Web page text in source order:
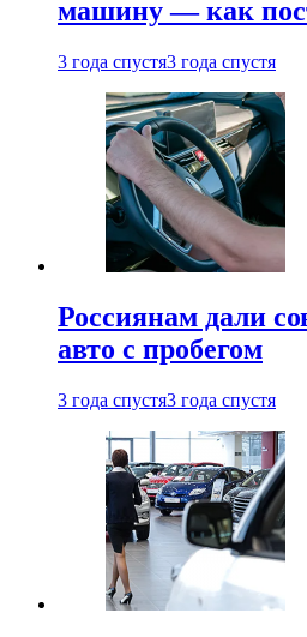
машину — как
3 года спустя3 года спустя
Россиянам дали
авто с пробегом
3 года спустя3 года спустя